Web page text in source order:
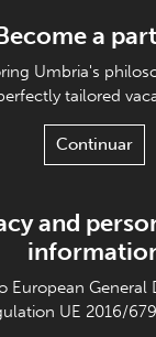
a
Umbria's
tailored
Continuar
and
European General
UE 2016/